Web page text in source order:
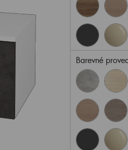
Barevné